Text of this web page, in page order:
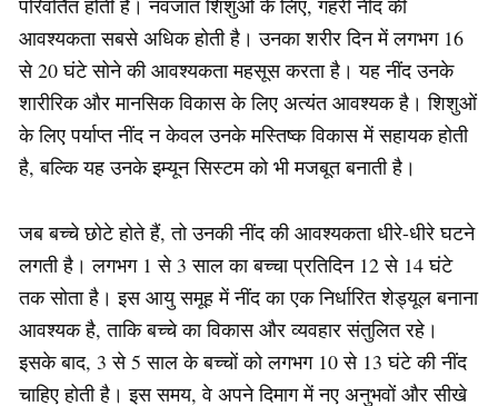
परिवर्तित होती है। नवजात शिशुओं के लिए, गहरी नींद की
आवश्यकता सबसे अधिक होती है। उनका शरीर दिन में लगभग 16
से 20 घंटे सोने की आवश्यकता महसूस करता है। यह नींद उनके
शारीरिक और मानसिक विकास के लिए अत्यंत आवश्यक है। शिशुओं
के लिए पर्याप्त नींद न केवल उनके मस्तिष्क विकास में सहायक होती
है, बल्कि यह उनके इम्यून सिस्टम को भी मजबूत बनाती है।
जब बच्चे छोटे होते हैं, तो उनकी नींद की आवश्यकता धीरे-धीरे घटने
लगती है। लगभग 1 से 3 साल का बच्चा प्रतिदिन 12 से 14 घंटे
तक सोता है। इस आयु समूह में नींद का एक निर्धारित शेड्यूल बनाना
आवश्यक है, ताकि बच्चे का विकास और व्यवहार संतुलित रहे।
इसके बाद, 3 से 5 साल के बच्चों को लगभग 10 से 13 घंटे की नींद
चाहिए होती है। इस समय, वे अपने दिमाग में नए अनुभवों और सीखे